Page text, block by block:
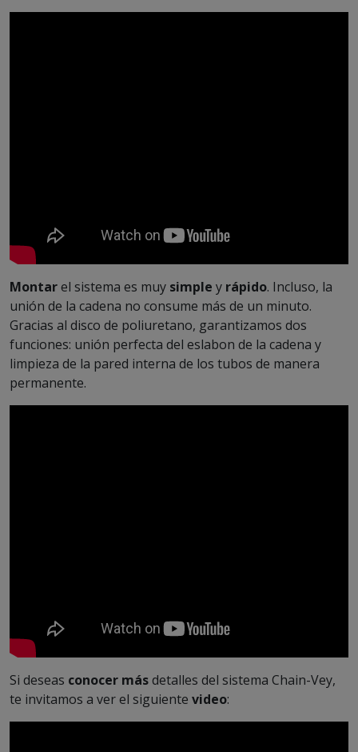
Montarel sistema es muy simple y rápido. Incluso, la
unión de la cadena no consume más de un minuto.
Gracias al disco de poliuretano, garantizamos dos
funciones: unión perfecta del eslabon de la cadena y
limpieza de la pared interna de los tubos de manera
permanente.
Si deseas conocer másdetalles del sistema Chain-Vey,
te invitamos a ver el siguiente video: